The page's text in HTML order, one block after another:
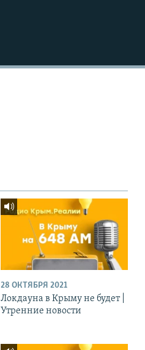
28 ОКТЯБРЯ 2021
Локдауна в Крыму не будет |
Утренние новости